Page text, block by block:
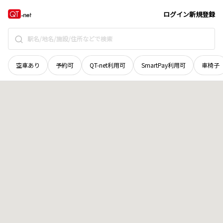
ログイン新規登録
空車あり 予約可 QT-net利用可 SmartPay利用可 車椅子
北海道